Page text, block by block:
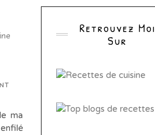
ma
Retrouvez Moi
Sur